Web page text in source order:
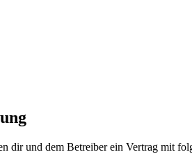
und dem Betreiber ein Vertrag mit